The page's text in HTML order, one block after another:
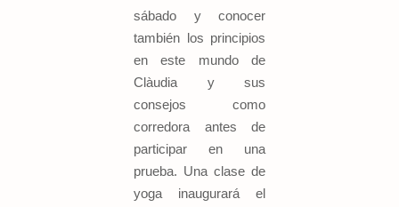
sábado y conocer
también los principios
en este mundo de
Clàudia y sus
consejos como
corredora antes de
participar en una
prueba. Una clase de
yoga inaugurará el